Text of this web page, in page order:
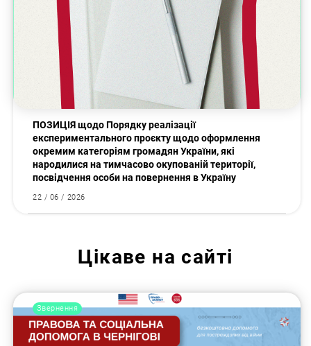
ПОЗИЦІЯ щодо Порядку реалізації
експериментального проєкту щодо оформлення
окремим категоріям громадян України, які
народилися на тимчасово окупованій території,
посвідчення особи на повернення в Україну
22 / 06 / 2026
Цікаве на сайті
Звернення